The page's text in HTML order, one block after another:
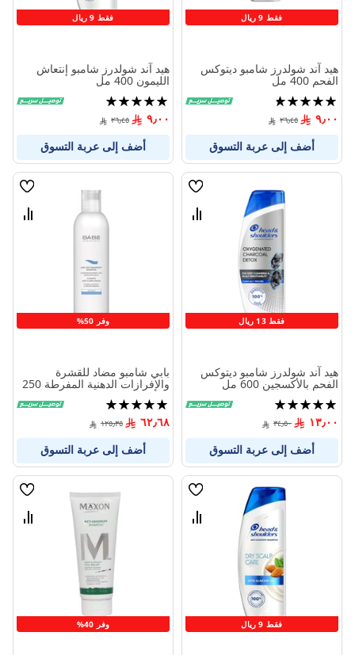
فقط 9 ريال
هيد آند شولدرز شامبو ديتوكس
الفحم 400 مل
تقييم:
95%
٩٫٠٠ ٢٦٫٤٥
أضف إلى عربة التسوق
فقط 9 ريال
هيد آند شولدرز شامبو إنتعاش
الليمون 400 مل
تقييم:
100%
٩٫٠٠ ٢٦٫٤٥
أضف إلى عربة التسوق
فقط 13 ريال
قائمة
قارن
هيد آند شولدرز شامبو ديتوكس
الفحم بالأكسجين 600 مل
تقييم:
100%
١٣٫٠٠ ٣٤٫٥٠
أضف إلى عربة التسوق
وفر 50%
قائمة
قارن
بابي شامبو مضاد للقشرة
والإفرازات الدهنية المفرطة 250
مل
تقييم:
100%
٦٢٫٦٨ ١٢٥٫٣٥
أضف إلى عربة التسوق
فقط 9 ريال
قائمة
قارن
وفر 40%
قائمة
قارن